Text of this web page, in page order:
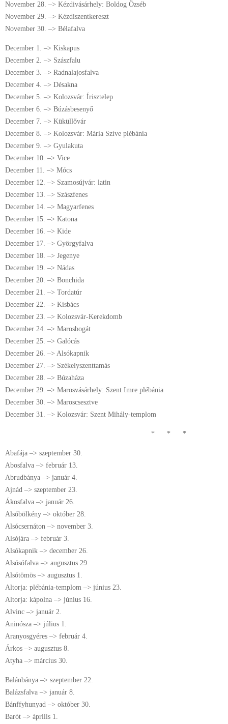
November 28. –> Kézdivásárhely: Boldog Özséb
November 29. –> Kézdiszentkereszt
November 30. –> Bélafalva
December 1. –> Kiskapus
December 2. –> Szászfalu
December 3. –> Radnalajosfalva
December 4. –> Désakna
December 5. –> Kolozsvár: Írisztelep
December 6. –> Búzásbesenyő
December 7. –> Küküllővár
December 8. –> Kolozsvár: Mária Szíve plébánia
December 9. –> Gyulakuta
December 10. –> Vice
December 11. –> Mócs
December 12. –> Szamosújvár: latin
December 13. –> Szászfenes
December 14. –> Magyarfenes
December 15. –> Katona
December 16. –> Kide
December 17. –> Györgyfalva
December 18. –> Jegenye
December 19. –> Nádas
December 20. –> Bonchida
December 21. –> Tordatúr
December 22. –> Kisbács
December 23. –> Kolozsvár-Kerekdomb
December 24. –> Marosbogát
December 25. –> Galócás
December 26. –> Alsókapnik
December 27. –> Székelyszenttamás
December 28. –> Búzaháza
December 29. –> Marosvásárhely: Szent Imre plébánia
December 30. –> Maroscsesztve
December 31. –> Kolozsvár: Szent Mihály-templom
* * *
Abafája –> szeptember 30.
Abosfalva –> február 13.
Abrudbánya –> január 4.
Ajnád –> szeptember 23.
Ákosfalva –> január 26.
Alsóbölkény –> október 28.
Alsócsernáton –> november 3.
Alsójára –> február 3.
Alsókapnik –> december 26.
Alsósófalva –> augusztus 29.
Alsótömös –> augusztus 1.
Altorja: plébánia-templom –> június 23.
Altorja: kápolna –> június 16.
Alvinc –> január 2.
Aninósza –> július 1.
Aranyosgyéres –> február 4.
Árkos –> augusztus 8.
Atyha –> március 30.
Balánbánya –> szeptember 22.
Balázsfalva –> január 8.
Bánffyhunyad –> október 30.
Barót –> április 1.